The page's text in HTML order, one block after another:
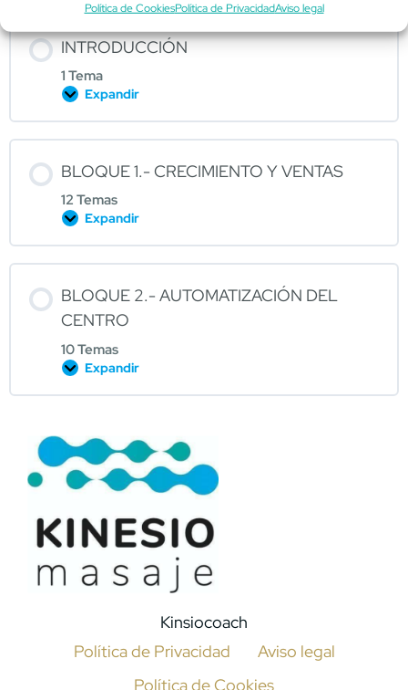
Política de CookiesPolítica de PrivacidadAviso legal
INTRODUCCIÓN
1 Tema
Expandir
BLOQUE 1.- CRECIMIENTO Y VENTAS
12 Temas
Expandir
BLOQUE 2.- AUTOMATIZACIÓN DEL
CENTRO
10 Temas
Expandir
Kinsiocoach
Política de Privacidad
Aviso legal
Política de Cookies